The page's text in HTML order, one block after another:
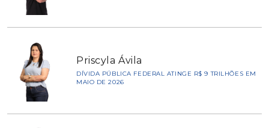
Priscyla Ávila
DÍVIDA PÚBLICA FEDERAL ATINGE R$ 9 TRILHÕES EM
MAIO DE 2026